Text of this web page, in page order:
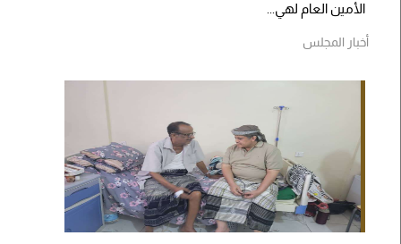
الأمين العام لهي...
أخبار المجلس